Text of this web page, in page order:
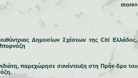
more»
Δημοσίων Σχέσεων της Citi Ελλάδος,
παρεχώρησε συνέντευξη στη Πρόε-δρο του